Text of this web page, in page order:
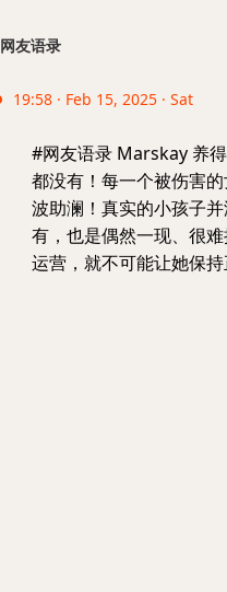
网友语录
19:58 · Feb 15, 2025 · Sat
#网友语录 Marskay 养
都没有！每一个被伤害
波助澜！真实的小孩子
有，也是偶然一现、很
运营，就不可能让她保持